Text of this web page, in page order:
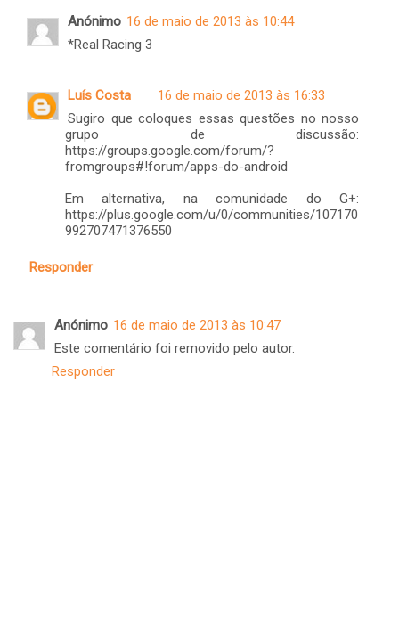
Anónimo 16 de maio de 2013 às 10:44
*Real Racing 3
Luís Costa
16 de maio de 2013 às 16:33
Sugiro que coloques essas questões no nosso
grupo de discussão:
https://groups.google.com/forum/?
fromgroups#!forum/apps-do-android
Em alternativa, na comunidade do G+:
https://plus.google.com/u/0/communities/107170
992707471376550
Responder
Anónimo 16 de maio de 2013 às 10:47
Este comentário foi removido pelo autor.
Responder